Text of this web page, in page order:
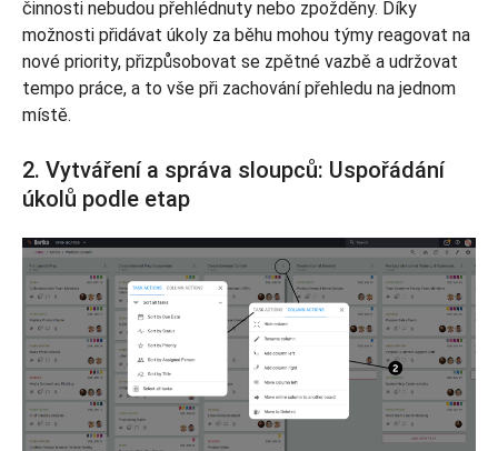
činnosti nebudou přehlédnuty nebo zpožděny. Díky
možnosti přidávat úkoly za běhu mohou týmy reagovat na
nové priority, přizpůsobovat se zpětné vazbě a udržovat
tempo práce, a to vše při zachování přehledu na jednom
místě.
2. Vytváření a správa sloupců: Uspořádání
úkolů podle etap